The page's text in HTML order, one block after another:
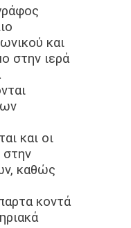
και
στην ιερά
και οι
στην
καθώς
κοντά